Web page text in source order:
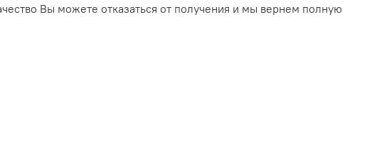
Вы можете отказаться от получения и мы вернем полную